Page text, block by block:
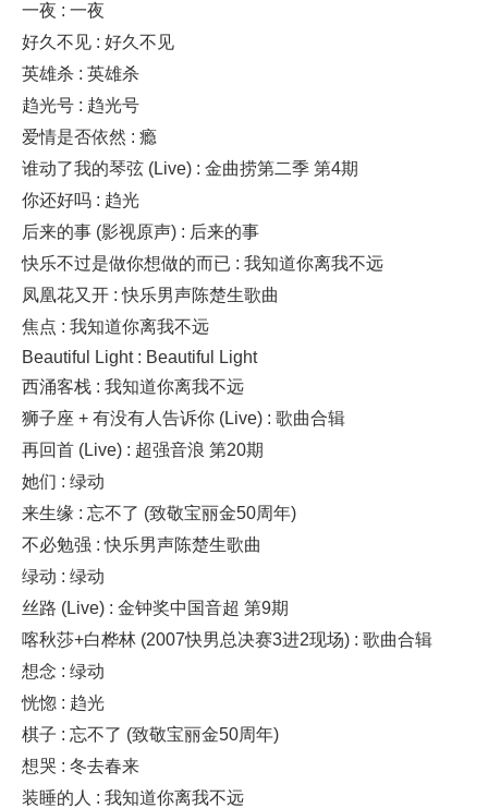
一夜 : 一夜
好久不见 : 好久不见
英雄杀 : 英雄杀
趋光号 : 趋光号
爱情是否依然 : 瘾
谁动了我的琴弦 (Live) : 金曲捞第二季 第4期
你还好吗 : 趋光
后来的事 (影视原声) : 后来的事
快乐不过是做你想做的而已 : 我知道你离我不远
凤凰花又开 : 快乐男声陈楚生歌曲
焦点 : 我知道你离我不远
Beautiful Light : Beautiful Light
西涌客栈 : 我知道你离我不远
狮子座 + 有没有人告诉你 (Live) : 歌曲合辑
再回首 (Live) : 超强音浪 第20期
她们 : 绿动
来生缘 : 忘不了 (致敬宝丽金50周年)
不必勉强 : 快乐男声陈楚生歌曲
绿动 : 绿动
丝路 (Live) : 金钟奖中国音超 第9期
喀秋莎+白桦林 (2007快男总决赛3进2现场) : 歌曲合辑
想念 : 绿动
恍惚 : 趋光
棋子 : 忘不了 (致敬宝丽金50周年)
想哭 : 冬去春来
装睡的人 : 我知道你离我不远